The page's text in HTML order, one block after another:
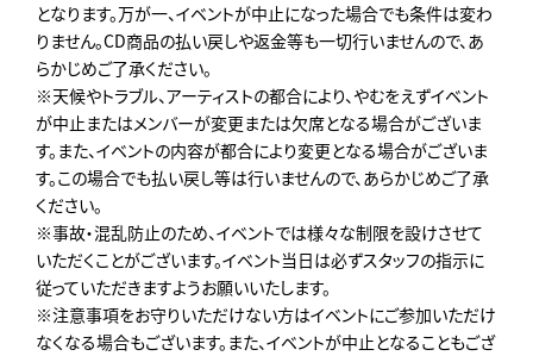
となります。万が一、イベントが中止になった場合でも条件は変わ
りません。CD商品の払い戻しや返金等も一切行いませんので、あ
らかじめご了承ください。
※天候やトラブル、アーティストの都合により、やむをえずイベント
が中止またはメンバーが変更または欠席となる場合がございま
す。また、イベントの内容が都合により変更となる場合がございま
す。この場合でも払い戻し等は行いませんので、あらかじめご了承
ください。
※事故・混乱防止のため、イベントでは様々な制限を設けさせて
いただくことがございます。イベント当日は必ずスタッフの指示に
従っていただきますようお願いいたします。
※注意事項をお守りいただけない方はイベントにご参加いただけ
なくなる場合もございます。また、イベントが中止となることもござ